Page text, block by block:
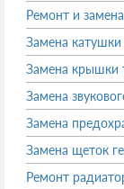
Ремонт и
Замена катушки
Замена крышки
Замена
Замена
Замена щеток
Ремонт